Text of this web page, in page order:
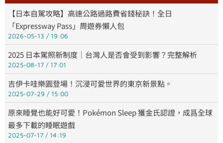
【日本自駕攻略】高速公路過路費省錢秘訣！全日
「Expressway Pass」周遊券懶人包
2026-05-13 19:06
2025 日本駕照新制度｜台灣人是否會受到影響？完整解析
2025-08-17 17:01
吉伊卡哇樂園登場！沉浸可愛世界的東京新景點。
2025-07-29 15:00
原來睡覺也能好可愛！Pokémon Sleep 獲金氏認證，成爲全球
最多下載的睡眠遊戲
2025-07-17 14:19